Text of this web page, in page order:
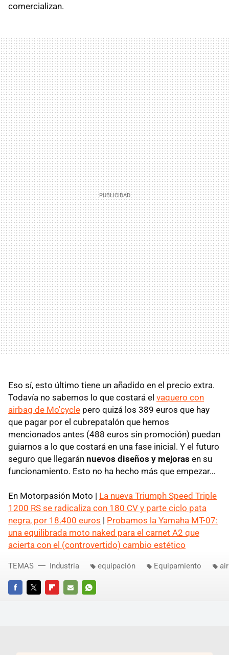
comercializan.
Eso sí, esto último tiene un añadido en el precio extra.
Todavía no sabemos lo que costará el vaquero con
airbag de Mo'cycle pero quizá los 389 euros que hay
que pagar por el cubrepatalón que hemos
mencionados antes (488 euros sin promoción) puedan
guiarnos a lo que costará en una fase inicial. Y el futuro
seguro que llegarán nuevos diseños y mejoras en su
funcionamiento. Esto no ha hecho más que empezar…
En Motorpasión Moto | La nueva Triumph Speed Triple
1200 RS se radicaliza con 180 CV y parte ciclo pata
negra, por 18.400 euros | Probamos la Yamaha MT-07:
una equilibrada moto naked para el carnet A2 que
acierta con el (controvertido) cambio estético
FACEBOOKTWITTERFLIPBOARD
E-
WHATSAPP
TEMAS Industria equipación Equipamiento